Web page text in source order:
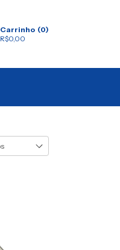
Carrinho (0)
R$0,00